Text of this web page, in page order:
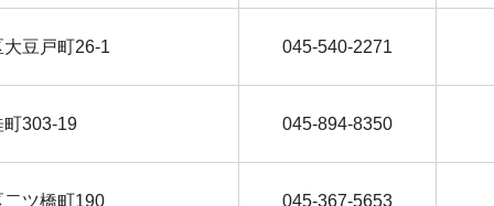
豆戸町26-1 045-540-2271
町303-19 045-894-8350
ツ橋町190 045-367-5653